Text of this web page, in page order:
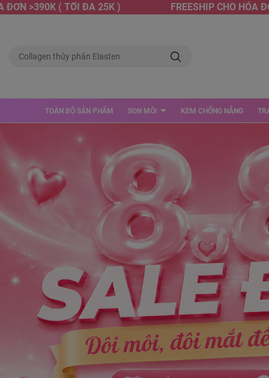
( TỐI ĐA 25K ) FREESHIP CHO HÓA ĐƠN
TOÀN BỘ SẢN PHẨM SON MÔI KEM CHỐNG NẮNG